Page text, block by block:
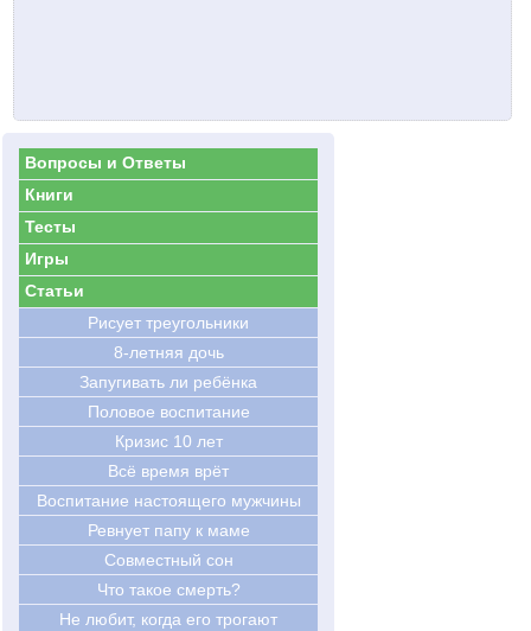
Вопросы и Ответы
Книги
Тесты
Игры
Статьи
Рисует треугольники
8-летняя дочь
Запугивать ли ребёнка
Половое воспитание
Кризис 10 лет
Всё время врёт
Воспитание настоящего мужчины
Ревнует папу к маме
Совместный сон
Что такое смерть?
Не любит, когда его трогают